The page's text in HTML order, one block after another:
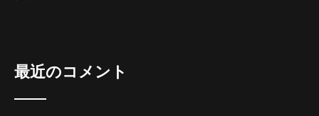
最近のコメント